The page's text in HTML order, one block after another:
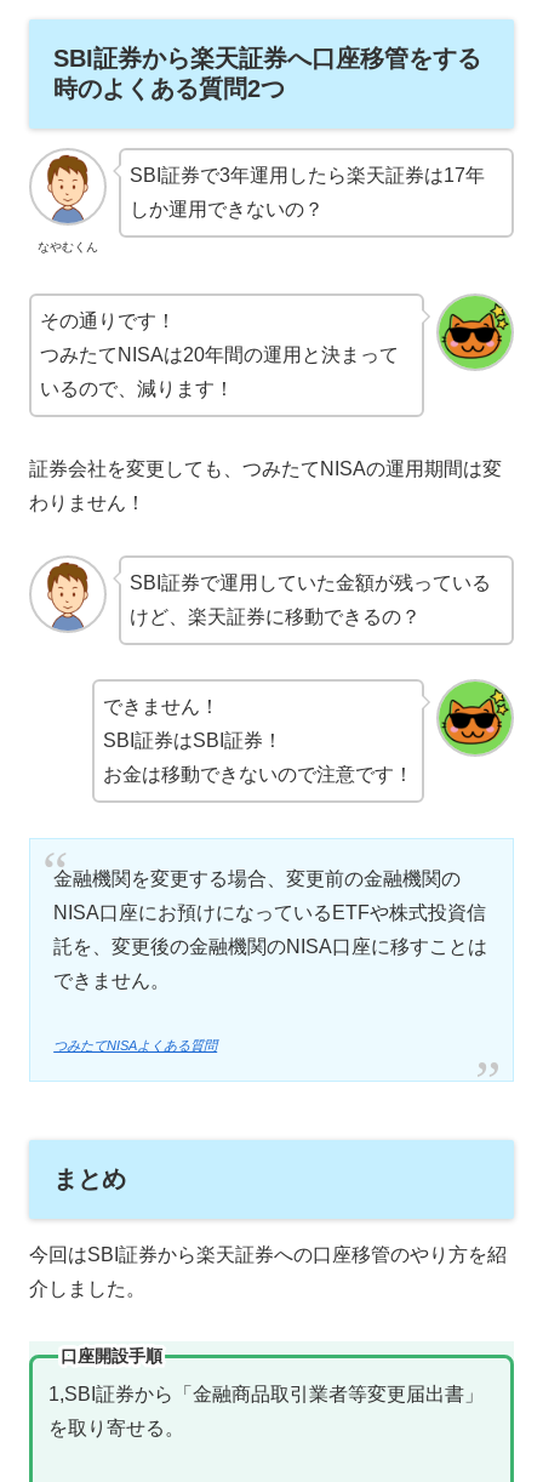
SBI証券から楽天証券へ口座移管をする
時のよくある質問2つ
なやむくん
SBI証券で3年運用したら楽天証券は17年
しか運用できないの？
その通りです！
つみたてNISAは20年間の運用と決まって
いるので、減ります！
証券会社を変更しても、つみたてNISAの運用期間は変
わりません！
SBI証券で運用していた金額が残っている
けど、楽天証券に移動できるの？
できません！
SBI証券はSBI証券！
お金は移動できないので注意です！
金融機関を変更する場合、変更前の金融機関の
NISA口座にお預けになっているETFや株式投資信
託を、変更後の金融機関のNISA口座に移すことは
できません。
つみたてNISAよくある質問
まとめ
今回はSBI証券から楽天証券への口座移管のやり方を紹
介しました。
口座開設手順
1,SBI証券から「金融商品取引業者等変更届出書」
を取り寄せる。